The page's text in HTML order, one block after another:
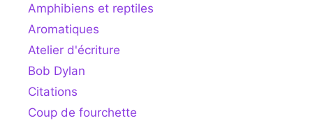
Amphibiens et reptiles
Aromatiques
Atelier d'écriture
Bob Dylan
Citations
Coup de fourchette